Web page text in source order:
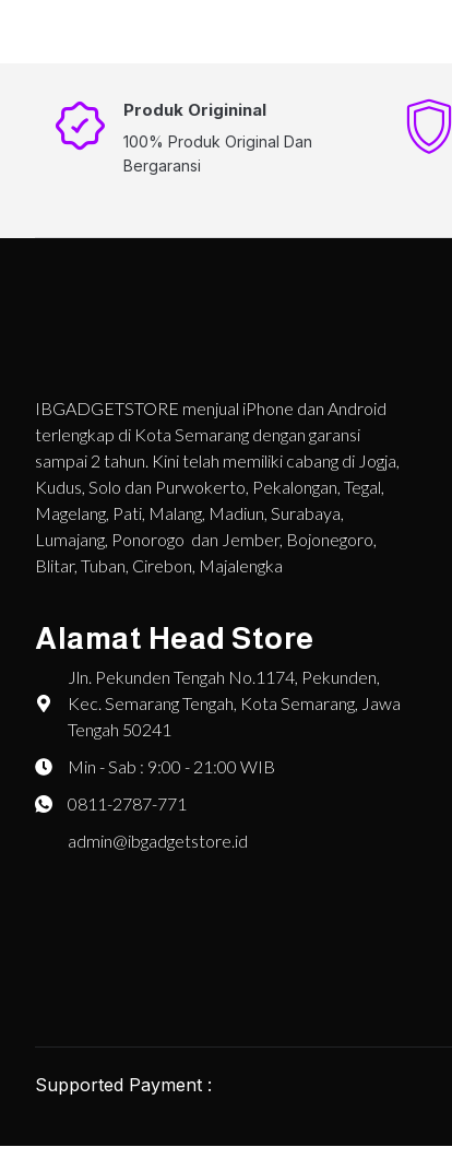
Produk Origininal
100% Produk Original Dan
Bergaransi
IBGADGETSTORE menjual iPhone dan Android
terlengkap di Kota Semarang dengan garansi
sampai 2 tahun. Kini telah memiliki cabang di Jogja,
Kudus, Solo dan Purwokerto, Pekalongan, Tegal,
Magelang, Pati, Malang, Madiun, Surabaya,
Lumajang, Ponorogo dan Jember, Bojonegoro,
Blitar, Tuban, Cirebon, Majalengka
Alamat Head Store
Jln. Pekunden Tengah No.1174, Pekunden,
Kec. Semarang Tengah, Kota Semarang, Jawa
Tengah 50241
Min - Sab : 9:00 - 21:00 WIB
0811-2787-771
admin@ibgadgetstore.id
Supported Payment :